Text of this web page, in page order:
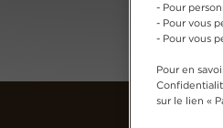
- Pour
- Pour vous
- Pour vous
Pour en
sur le lien «